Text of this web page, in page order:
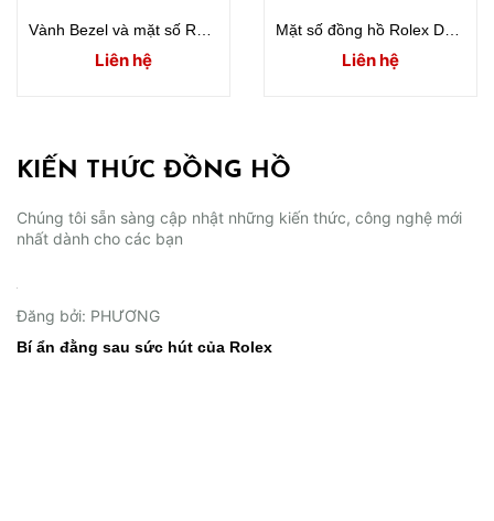
Liên hệ Liên hệ
KIẾN THỨC ĐỒNG HỒ
Chúng tôi sẵn sàng cập nhật những kiến thức, công nghệ mới
nhất dành cho các bạn